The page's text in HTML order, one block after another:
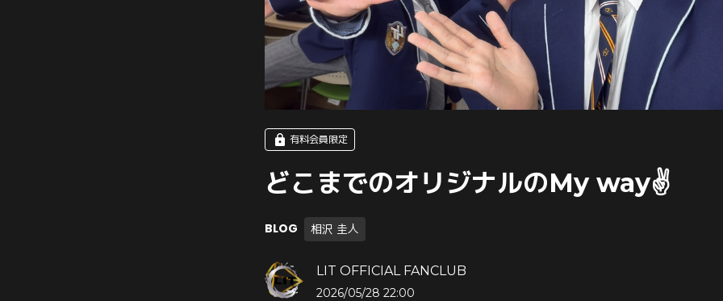
有料会員限定
どこまでのオリジナルのMy way✌️
BLOG 相沢 圭人
LIT OFFICIAL FANCLUB
2026/05/28 22:00